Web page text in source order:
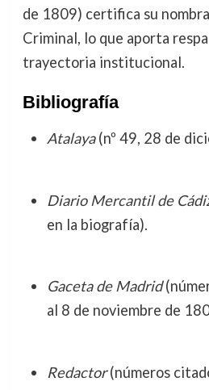
de 1809) certifica su
Criminal, lo que aporta
trayectoria institucional.
Bibliografía
Atalaya(nº 49, 28 de
Diario Mercantil de
en la biografía).
Gaceta de Madrid
al 8 de noviembre de
Redactor(números